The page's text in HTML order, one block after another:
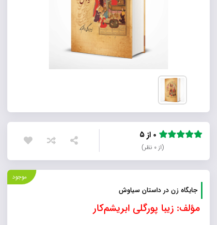
(از ۰ نظر)
موجود
جایگاه زن در داستان سیاوش
مؤلف: زیبا پورگلی‌ ابریشم‌کار